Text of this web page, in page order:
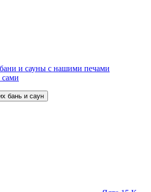
и сауны с нашими печами
сами
бань и саун